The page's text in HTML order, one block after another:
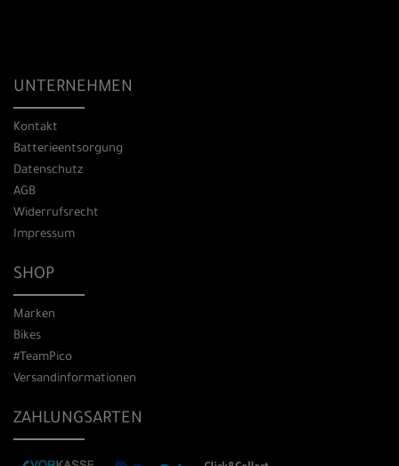
UNTERNEHMEN
Kontakt
Batterieentsorgung
Datenschutz
AGB
Widerrufsrecht
Impressum
SHOP
Marken
Bikes
#TeamPico
Versandinformationen
ZAHLUNGSARTEN